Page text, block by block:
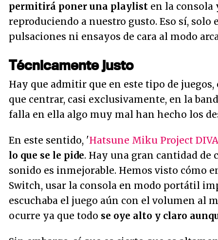
permitirá poner una playlist en la consola
reproduciendo a nuestro gusto. Eso sí, solo
pulsaciones ni ensayos de cara al modo
Técnicamente justo
Hay que admitir que en este tipo de
que centrar, casi exclusivamente, en la
falla en ella algo muy mal han hecho los
En este sentido, 'Hatsune Miku Project
lo que se le pide. Hay una gran cantidad de
sonido es inmejorable. Hemos visto cómo
Switch, usar la consola en modo portátil
escuchaba el juego aún con el volumen al
ocurre ya que todo se oye alto y claro